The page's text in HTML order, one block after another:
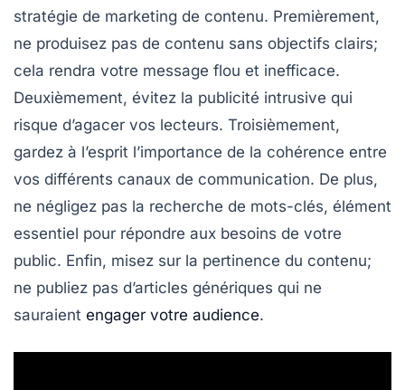
stratégie de marketing de contenu. Premièrement,
ne produisez pas de contenu sans objectifs clairs;
cela rendra votre message flou et inefficace.
Deuxièmement, évitez la publicité intrusive qui
risque d’agacer vos lecteurs. Troisièmement,
gardez à l’esprit l’importance de la cohérence entre
vos différents canaux de communication. De plus,
ne négligez pas la recherche de mots-clés, élément
essentiel pour répondre aux besoins de votre
public. Enfin, misez sur la pertinence du contenu;
ne publiez pas d’articles génériques qui ne
sauraient engager votre audience.